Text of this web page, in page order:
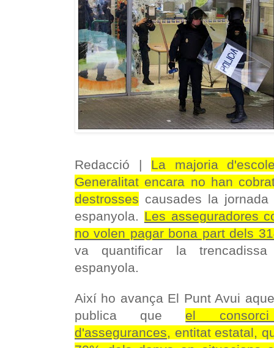
Redacció | La majoria
Generalitat encara no han
destrosses causades la
espanyola. Les asseguradores
no volen pagar bona part dels
va quantificar la
espanyola.
Així ho avança El Punt Avui
publica que el
d'assegurances, entitat estatal,